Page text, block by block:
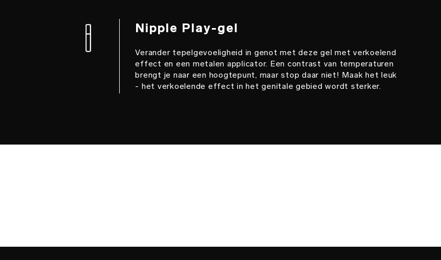
Nipple Play-gel
Verander tepelgevoeligheid in genot met deze gel met verkoelend
effect en een metalen applicator. Een contrast van temperaturen
brengt je naar een hoogtepunt, maar stop daar niet! Maak het leuk
- het verkoelende effect in het genitale gebied wordt sterker.